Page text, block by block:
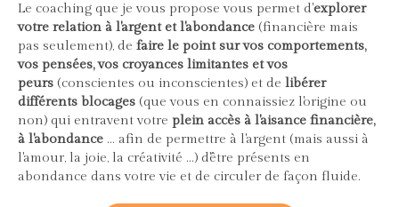
Le coaching que je vous propose vous permet d'explorer
votre relation à l'argent et l'abondance (financière mais
pas seulement), de faire le point sur vos comportements,
vos pensées, vos croyances limitantes et vos
peurs (conscientes ou inconscientes) et de libérer
différents blocages (que vous en connaissiez l'origine ou
non) qui entravent votre plein accès à l'aisance financière,
à l'abondance ... afin de permettre à l'argent (mais aussi à
l'amour, la joie, la créativité ...) d'être présents en
abondance dans votre vie et de circuler de façon fluide.